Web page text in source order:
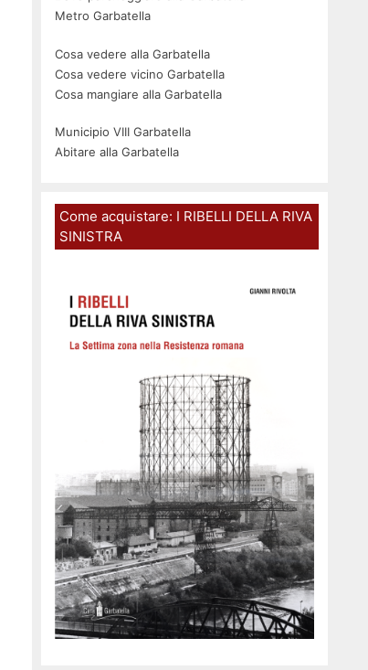
Metro Garbatella
Cosa vedere alla Garbatella
Cosa vedere vicino Garbatella
Cosa mangiare alla Garbatella
Municipio VIII Garbatella
Abitare alla Garbatella
Come acquistare: I RIBELLI DELLA RIVA
SINISTRA